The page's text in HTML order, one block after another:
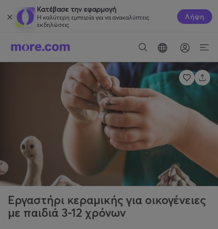
Κατέβασε την εφαρμογή
Η καλύτερη εμπειρία για να ανακαλύπτεις
εκδηλώσεις.
Λήψη
Εργαστήρι κεραμικής για οικογένειες
με παιδιά 3-12 χρόνων